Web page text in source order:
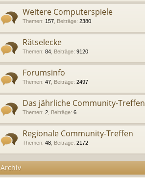
Weitere Computerspiele
Themen: 157 Beiträge: 2380
Rätselecke
Themen: 84 Beiträge: 9120
Forumsinfo
Themen: 47 Beiträge: 2497
Das jährliche Community-Treffen
Themen: 2 Beiträge: 6
Regionale Community-Treffen
Themen: 48 Beiträge: 2172
Archiv